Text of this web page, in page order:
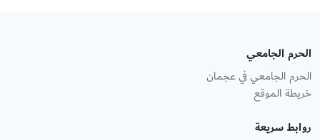
الحرم الجامعي
الحرم الجامعي في عجمان
خريطة الموقع
روابط سريعة